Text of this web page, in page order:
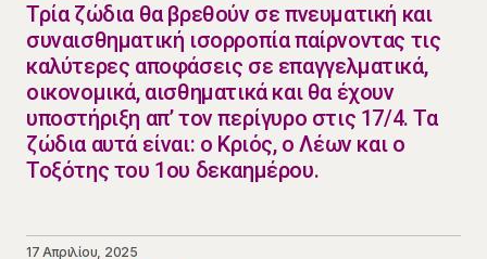
​Τρία ζώδια θα βρεθούν σε πνευματική και
συναισθηματική ισορροπία παίρνοντας τις
καλύτερες αποφάσεις σε επαγγελματικά,
οικονομικά, αισθηματικά και θα έχουν
υποστήριξη απ’ τον περίγυρο στις 17/4. Τα
ζώδια αυτά είναι: ο Κριός, ο Λέων και ο
Τοξότης του 1ου δεκαημέρου.
17 Απριλίου, 2025